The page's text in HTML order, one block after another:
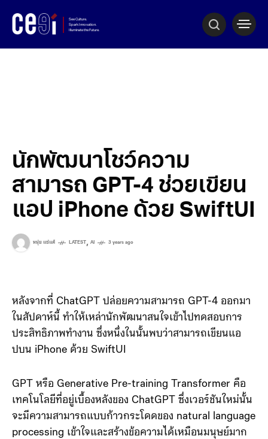
นักพัฒนาโชว์ความ
สามารถ GPT-4 ช่วยเขียน
แอป iPhone ด้วย SwiftUI
หนุ่ย แซ่แต้ LATEST , AI 3 years ago
หลังจากที่ ChatGPT ปล่อยความสามารถ GPT-4 ออกมา
ในสัปดาห์นี้ ทำให้เหล่านักพัฒนาสนใจเข้าไปทดสอบการ
ประสิทธิภาพทำงาน ซึ่งหนึ่งในนั้นพบว่าสามารถเขียนแอ
ปบน iPhone ด้วย SwiftUI
GPT หรือ Generative Pre-training Transformer คือ
เทคโนโลยีที่อยู่เบื้องหลังของ ChatGPT ซึ่งเวอร์ชันใหม่นั้น
จะมีความสามารถแบบก้าวกระโดดของ natural language
processing เข้าใจและสร้างข้อความได้เหมือนมนุษย์มาก